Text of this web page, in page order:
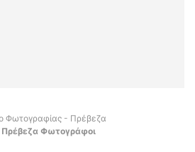
Φωτογραφίας - Πρέβεζα
Πρέβεζα Φωτογράφοι